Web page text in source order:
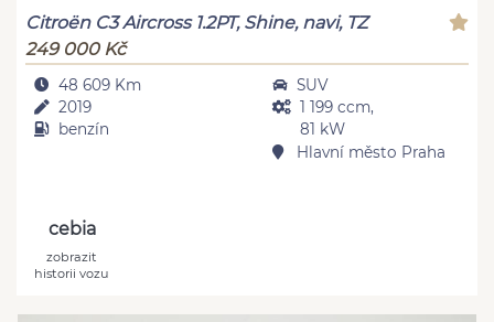
Citroën C3 Aircross 1.2PT, Shine, navi, TZ
249 000 Kč
48 609 Km
2019
benzín
SUV
1 199 ccm,
81 kW
Hlavní město Praha
cebia
zobrazit
historii vozu